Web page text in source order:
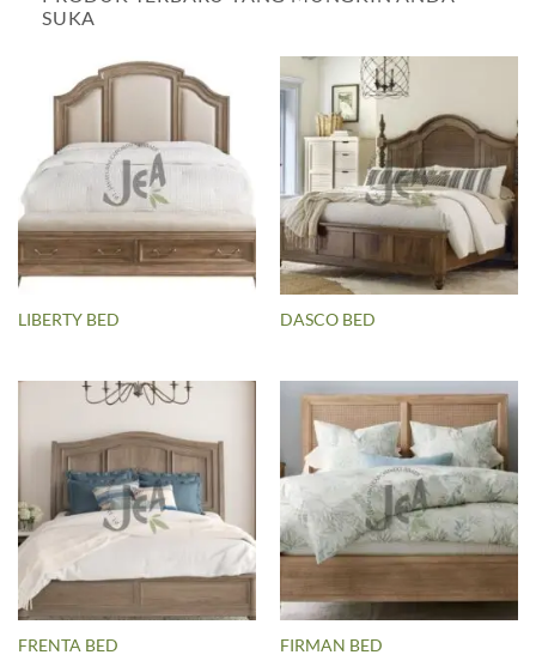
SUKA
LIBERTY BED DASCO BED
FRENTA BED FIRMAN BED